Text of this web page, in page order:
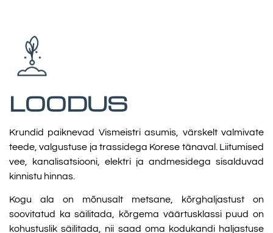
LOODUS
Krundid paiknevad Vismeistri asumis, värskelt valmivate
teede, valgustuse ja trassidega Korese tänaval. Liitumised
vee, kanalisatsiooni, elektri ja andmesidega sisalduvad
kinnistu hinnas.
Kogu ala on mõnusalt metsane, kõrghaljastust on
soovitatud ka säilitada, kõrgema väärtusklassi puud on
kohustuslik säilitada, nii saad oma kodukandi haljastuse